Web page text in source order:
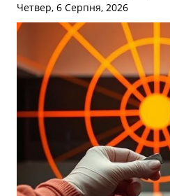
Четвер, 6 Серпня, 2026